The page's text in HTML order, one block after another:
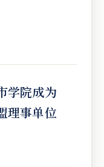
学院成为
理事单位